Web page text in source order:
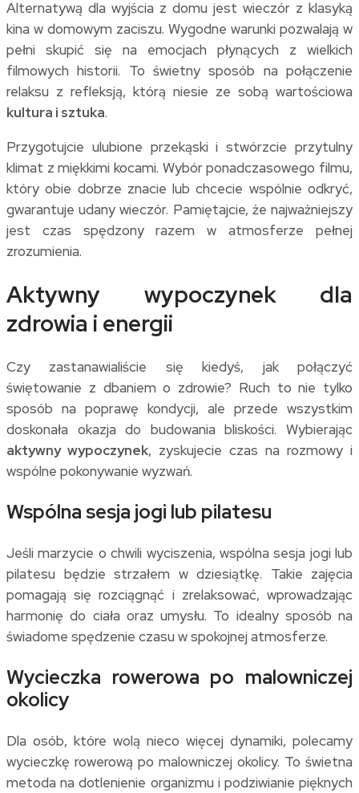
Alternatywą dla wyjścia z domu jest wieczór z klasyką
kina w domowym zaciszu. Wygodne warunki pozwalają w
pełni skupić się na emocjach płynących z wielkich
filmowych historii. To świetny sposób na połączenie
relaksu z refleksją, którą niesie ze sobą wartościowa
kultura i sztuka.
Przygotujcie ulubione przekąski i stwórzcie przytulny
klimat z miękkimi kocami. Wybór ponadczasowego filmu,
który obie dobrze znacie lub chcecie wspólnie odkryć,
gwarantuje udany wieczór. Pamiętajcie, że najważniejszy
jest czas spędzony razem w atmosferze pełnej
zrozumienia.
Aktywny wypoczynek dla
zdrowia i energii
Czy zastanawialiście się kiedyś, jak połączyć
świętowanie z dbaniem o zdrowie? Ruch to nie tylko
sposób na poprawę kondycji, ale przede wszystkim
doskonała okazja do budowania bliskości. Wybierając
aktywny wypoczynek, zyskujecie czas na rozmowy i
wspólne pokonywanie wyzwań.
Wspólna sesja jogi lub pilatesu
Jeśli marzycie o chwili wyciszenia, wspólna sesja jogi lub
pilatesu będzie strzałem w dziesiątkę. Takie zajęcia
pomagają się rozciągnąć i zrelaksować, wprowadzając
harmonię do ciała oraz umysłu. To idealny sposób na
świadome spędzenie czasu w spokojnej atmosferze.
Wycieczka rowerowa po malowniczej
okolicy
Dla osób, które wolą nieco więcej dynamiki, polecamy
wycieczkę rowerową po malowniczej okolicy. To świetna
metoda na dotlenienie organizmu i podziwianie pięknych